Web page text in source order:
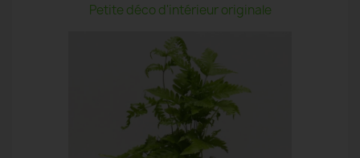
Petite déco d'intérieur originale